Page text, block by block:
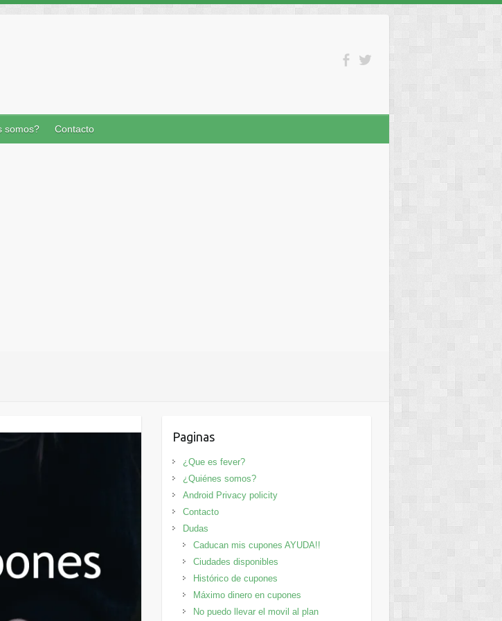
somos? Contacto
Paginas
¿Que es fever?
¿Quiénes somos?
Android Privacy policity
Contacto
Dudas
Caducan mis cupones AYUDA!!
Ciudades disponibles
Histórico de cupones
Máximo dinero en cupones
No puedo llevar el movil al plan